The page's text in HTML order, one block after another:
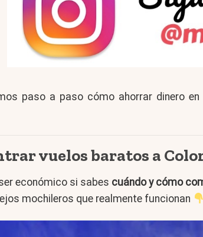
paso a paso cómo ahorrar dinero
vuelos baratos a
económico si sabes cuándo y cómo
mochileros que realmente funcionan